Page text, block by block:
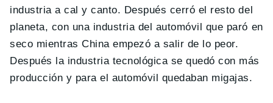
industria a cal y canto. Después cerró el resto del
planeta, con una industria del automóvil que paró en
seco mientras China empezó a salir de lo peor.
Después la industria tecnológica se quedó con más
producción y para el automóvil quedaban migajas.